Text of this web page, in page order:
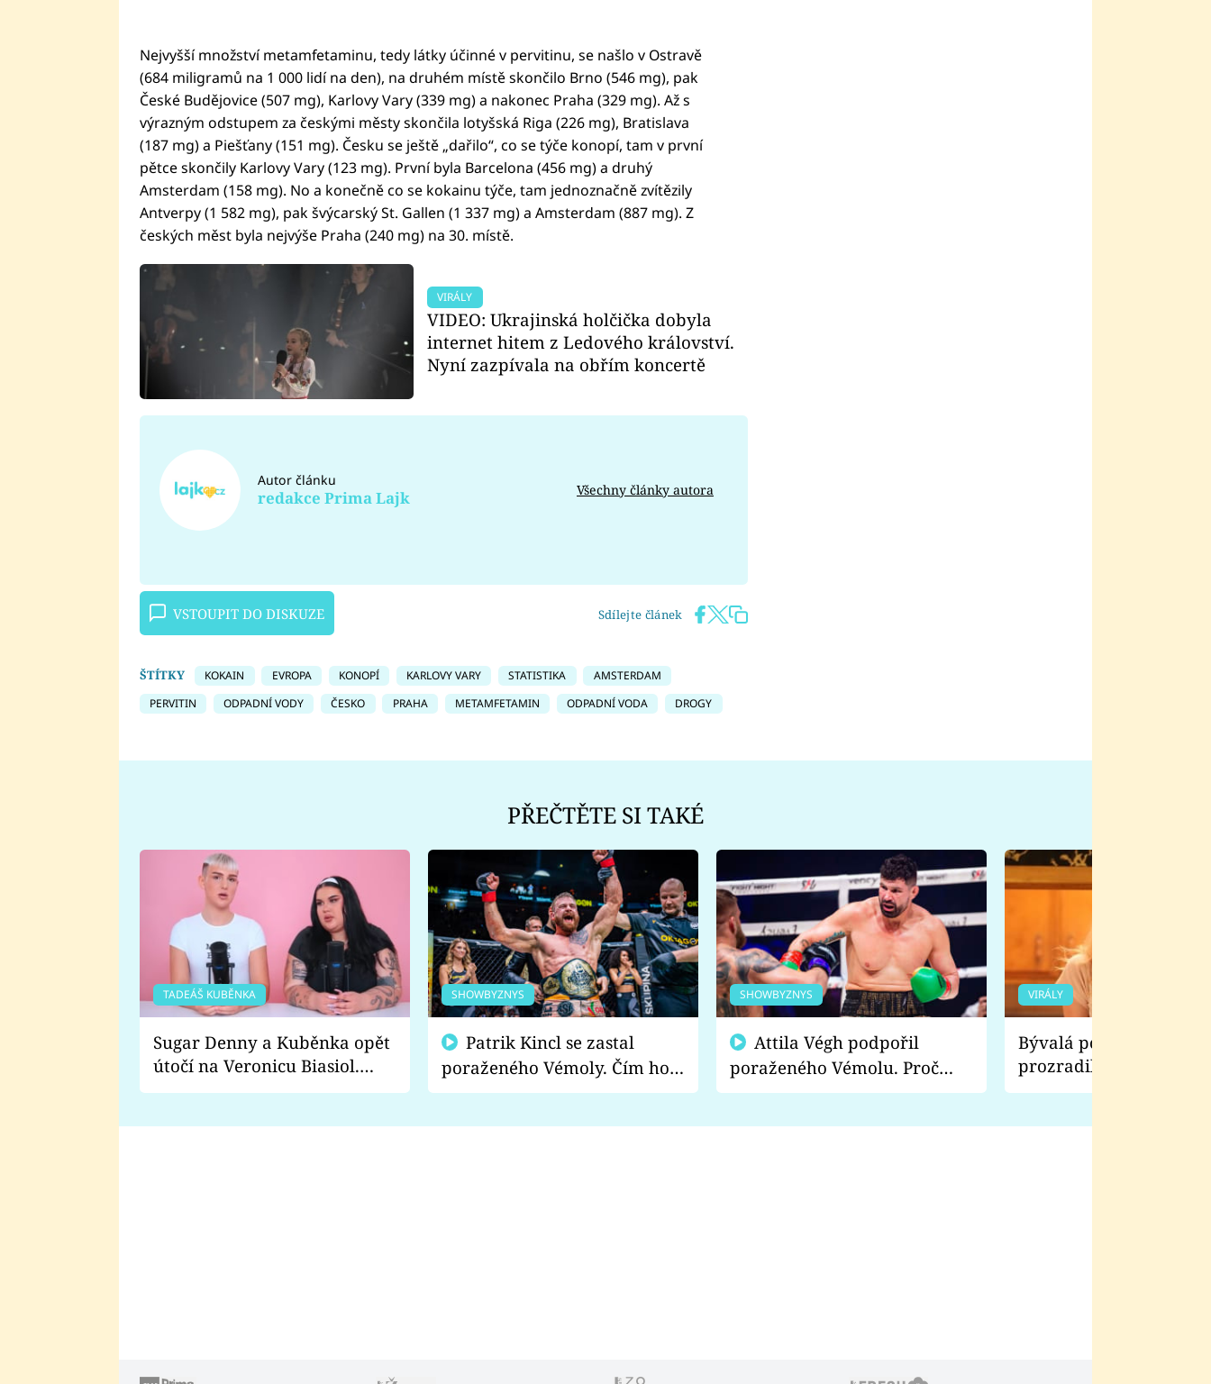
Nejvyšší množství metamfetaminu, tedy látky účinné v pervitinu, se našlo v Ostravě
(684 miligramů na 1 000 lidí na den), na druhém místě skončilo Brno (546 mg), pak
České Budějovice (507 mg), Karlovy Vary (339 mg) a nakonec Praha (329 mg). Až s
výrazným odstupem za českými městy skončila lotyšská Riga (226 mg), Bratislava
(187 mg) a Piešťany (151 mg). Česku se ještě „dařilo“, co se týče konopí, tam v první
pětce skončily Karlovy Vary (123 mg). První byla Barcelona (456 mg) a druhý
Amsterdam (158 mg). No a konečně co se kokainu týče, tam jednoznačně zvítězily
Antverpy (1 582 mg), pak švýcarský St. Gallen (1 337 mg) a Amsterdam (887 mg). Z
českých měst byla nejvýše Praha (240 mg) na 30. místě.
VIRÁLY
VIDEO: Ukrajinská holčička dobyla
internet hitem z Ledového království.
Nyní zazpívala na obřím koncertě
Autor článku
redakce Prima Lajk Všechny články autora
VSTOUPIT DO DISKUZE Sdílejte článek
ŠTÍTKY KOKAIN EVROPA KONOPÍ KARLOVY VARY STATISTIKA
AMSTERDAM
PERVITIN
ODPADNÍ VODY ČESKO PRAHA METAMFETAMIN ODPADNÍ VODA DROGY
PŘEČTĚTE SI TAKÉ
TADEÁŠ KUBĚNKA
Sugar Denny a Kuběnka opět
útočí na Veronicu Biasiol.
Proč je podle nich falešná a
SHOWBYZNYS
poraženého Vémoly. Čím ho
fanoušci naštvali?
SHOWBYZNYS
poraženého Vémolu. Proč
chce raději zápasit s ním než
VIRÁLY
Bývalá pornoherečka
prozradila, co ji
natáčení Euforie.